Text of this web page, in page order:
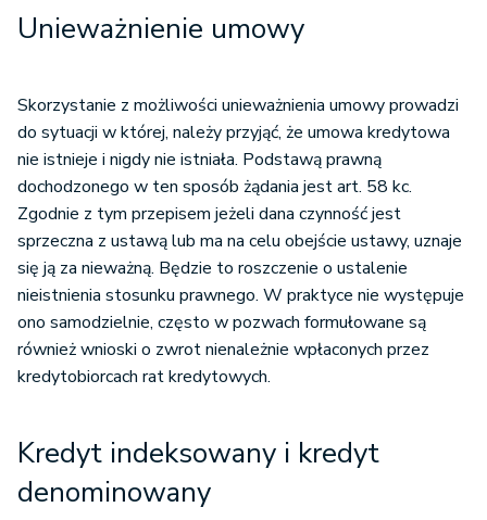
Unieważnienie umowy
Skorzystanie z możliwości unieważnienia umowy prowadzi
do sytuacji w której, należy przyjąć, że umowa kredytowa
nie istnieje i nigdy nie istniała. Podstawą prawną
dochodzonego w ten sposób żądania jest art. 58 kc.
Zgodnie z tym przepisem jeżeli dana czynność jest
sprzeczna z ustawą lub ma na celu obejście ustawy, uznaje
się ją za nieważną. Będzie to roszczenie o ustalenie
nieistnienia stosunku prawnego. W praktyce nie występuje
ono samodzielnie, często w pozwach formułowane są
również wnioski o zwrot nienależnie wpłaconych przez
kredytobiorcach rat kredytowych.
Kredyt indeksowany i kredyt
denominowany